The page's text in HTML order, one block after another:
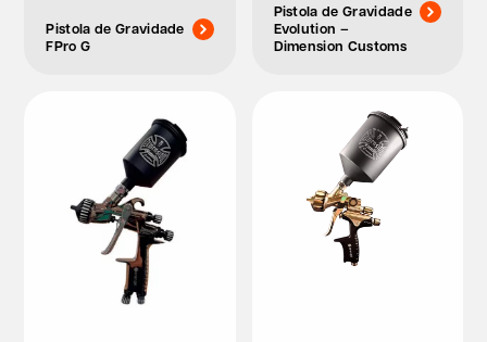
Pistola de Gravidade
FPro G
Pistola de Gravidade
Evolution –
Dimension Customs